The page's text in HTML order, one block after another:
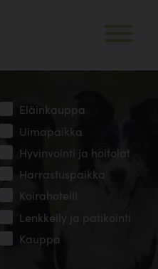
Eläinkauppa
Uimapaikka
Hyvinvointi ja hoitolat
Harrastuspaikka
Koirahotelli
Lenkkeily ja patikointi
Kauppa